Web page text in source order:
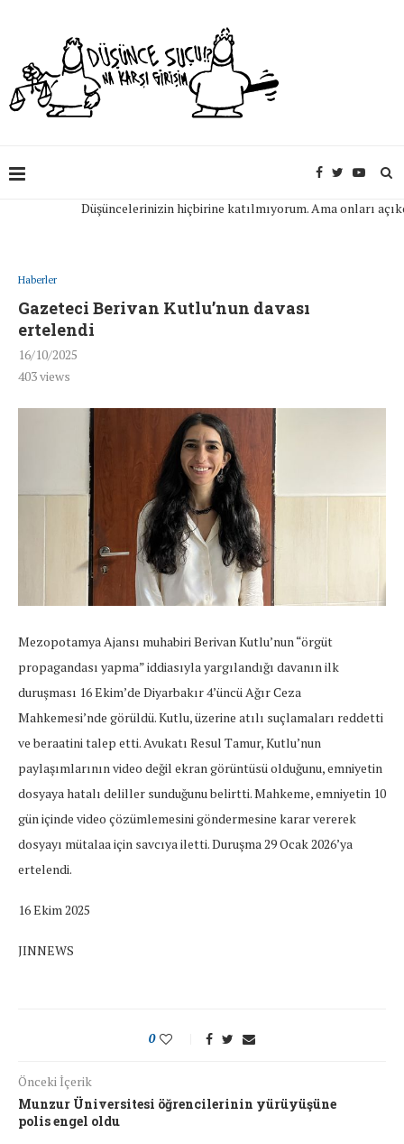
Düşüncelerinizin hiçbirine katılmıyorum. Ama onları açıkça
Haberler
Gazeteci Berivan Kutlu’nun davası
ertelendi
16/10/2025
403views
Mezopotamya Ajansı muhabiri Berivan Kutlu’nun “örgüt
propagandası yapma” iddiasıyla yargılandığı davanın ilk
duruşması 16 Ekim’de Diyarbakır 4’üncü Ağır Ceza
Mahkemesi’nde görüldü. Kutlu, üzerine atılı suçlamaları reddetti
ve beraatini talep etti. Avukatı Resul Tamur, Kutlu’nun
paylaşımlarının video değil ekran görüntüsü olduğunu, emniyetin
dosyaya hatalı deliller sunduğunu belirtti. Mahkeme, emniyetin 10
gün içinde video çözümlemesini göndermesine karar vererek
dosyayı mütalaa için savcıya iletti. Duruşma 29 Ocak 2026’ya
ertelendi.
16 Ekim 2025
JINNEWS
0
Önceki İçerik
Munzur Üniversitesi öğrencilerinin yürüyüşüne
polis engel oldu